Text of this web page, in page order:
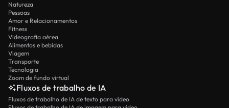
Natureza
Pessoas
Amor e Relacionamentos
Fitness
Videografia aérea
Alimentos e bebidas
Viagem
Transporte
Tecnologia
Zoom de fundo virtual
Fluxos de trabalho de IA
Fluxos de trabalho de IA de texto para vídeo